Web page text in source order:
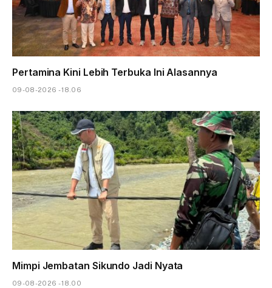
Pertamina Kini Lebih Terbuka Ini Alasannya
09-08-2026 - 18.06
Mimpi Jembatan Sikundo Jadi Nyata
09-08-2026 - 18.00